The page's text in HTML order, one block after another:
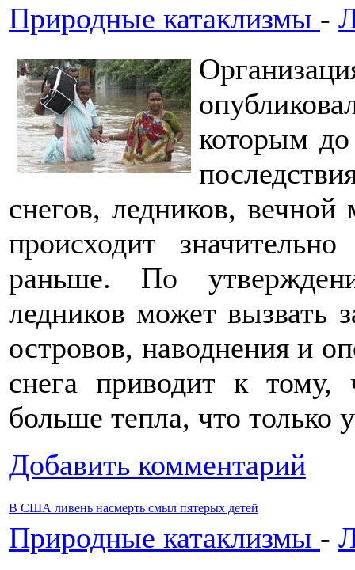
Природные катаклизмы -
которым
снегов, ледников,
происходит
раньше. По
ледников может вызвать
островов, наводнения и
снега приводит к
больше тепла, что только
Добавить комментарий
В США ливень насмерть смыл пятерых детей
Природные катаклизмы -